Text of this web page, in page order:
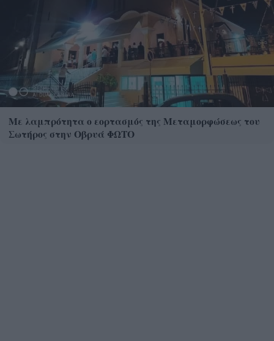
Με λαμπρότητα ο εορτασμός της Μεταμορφώσεως του
Σωτήρος στην Οβρυά ΦΩΤΟ